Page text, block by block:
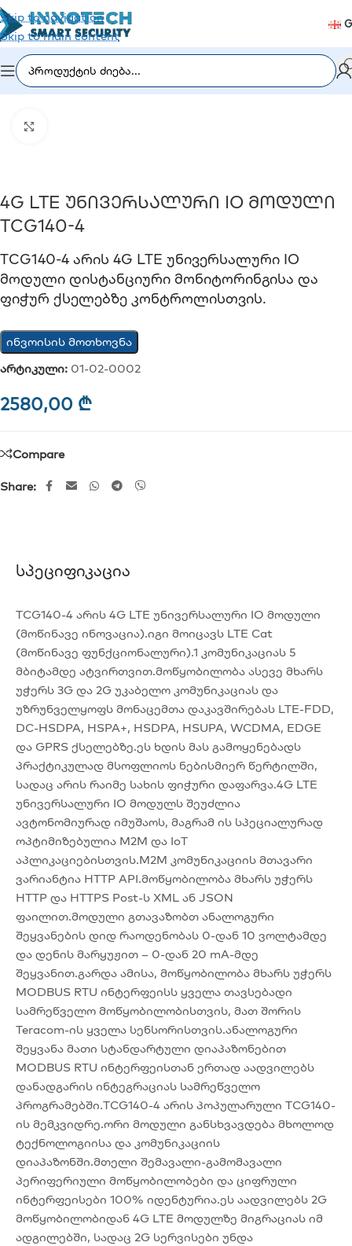
Skip to navigation
Skip to main content
გაზომვის სისტემები/მონიტორინგის მოდულები
4G LTE Უნივერსალური IO Მოდული
TCG140-4
TCG140-4 Არის 4G LTE Უნივერსალური IO
Მოდული Დისტანციური Მონიტორინგისა Და
Ფიჭურ Ქსელებზე Კონტროლისთვის.
ინვოისის მოთხოვნა
არტიკული: 01-02-0002
2580,00 ₾
Compare
Share:
Სპეციფიკაცია
TCG140-4 არის 4G LTE უნივერსალური IO მოდული
(მოწინავე ინოვაცია).იგი მოიცავს LTE Cat
(მოწინავე ფუნქციონალური).1 კომუნიკაციას 5
მბიტამდე ატვირთვით.მოწყობილობა ასევე მხარს
უჭერს 3G და 2G უკაბელო კომუნიკაციას და
უზრუნველყოფს მონაცემთა დაკავშირებას LTE-FDD,
DC-HSDPA, HSPA+, HSDPA, HSUPA, WCDMA, EDGE
და GPRS ქსელებზე.ეს ხდის მას გამოყენებადს
პრაქტიკულად მსოფლიოს ნებისმიერ წერტილში,
სადაც არის რაიმე სახის ფიჭური დაფარვა.4G LTE
უნივერსალური IO მოდულს შეუძლია
ავტონომიურად იმუშაოს, მაგრამ ის სპეციალურად
ოპტიმიზებულია M2M და IoT
აპლიკაციებისთვის.M2M კომუნიკაციის მთავარი
ვარიანტია HTTP API.მოწყობილობა მხარს უჭერს
HTTP და HTTPS Post-ს XML ან JSON
ფაილით.მოდული გთავაზობთ ანალოგური
შეყვანების დიდ რაოდენობას 0-დან 10 ვოლტამდე
და დენის მარყუჟით – 0-დან 20 mA-მდე
შეყვანით.გარდა ამისა, მოწყობილობა მხარს უჭერს
MODBUS RTU ინტერფეისს ყველა თავსებადი
სამრეწველო მოწყობილობისთვის, მათ შორის
Teracom-ის ყველა სენსორისთვის.ანალოგური
შეყვანა მათი სტანდარტული დიაპაზონებით
MODBUS RTU ინტერფეისთან ერთად აადვილებს
დანადგარის ინტეგრაციას სამრეწველო
პროგრამებში.TCG140-4 არის პოპულარული TCG140-
ის მემკვიდრე.ორი მოდული განსხვავდება მხოლოდ
ტექნოლოგიისა და კომუნიკაციის
დიაპაზონში.მთელი შემავალი-გამომავალი
პერიფერიული მოწყობილობები და ციფრული
ინტერფეისები 100% იდენტურია.ეს აადვილებს 2G
მოწყობილობიდან 4G LTE მოდულზე მიგრაციას იმ
ადგილებში, სადაც 2G სერვისები უნდა